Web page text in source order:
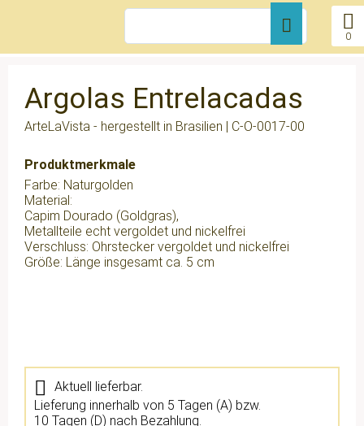
0
Argolas Entrelacadas
ArteLaVista - hergestellt in Brasilien | C-O-0017-00
Produktmerkmale
Farbe: Naturgolden
Material:
Capim Dourado (Goldgras),
Metallteile echt vergoldet und nickelfrei
Verschluss: Ohrstecker vergoldet und nickelfrei
Größe: Länge insgesamt ca. 5 cm
Aktuell lieferbar.
Lieferung innerhalb von 5 Tagen (A) bzw.
10 Tagen (D) nach Bezahlung.